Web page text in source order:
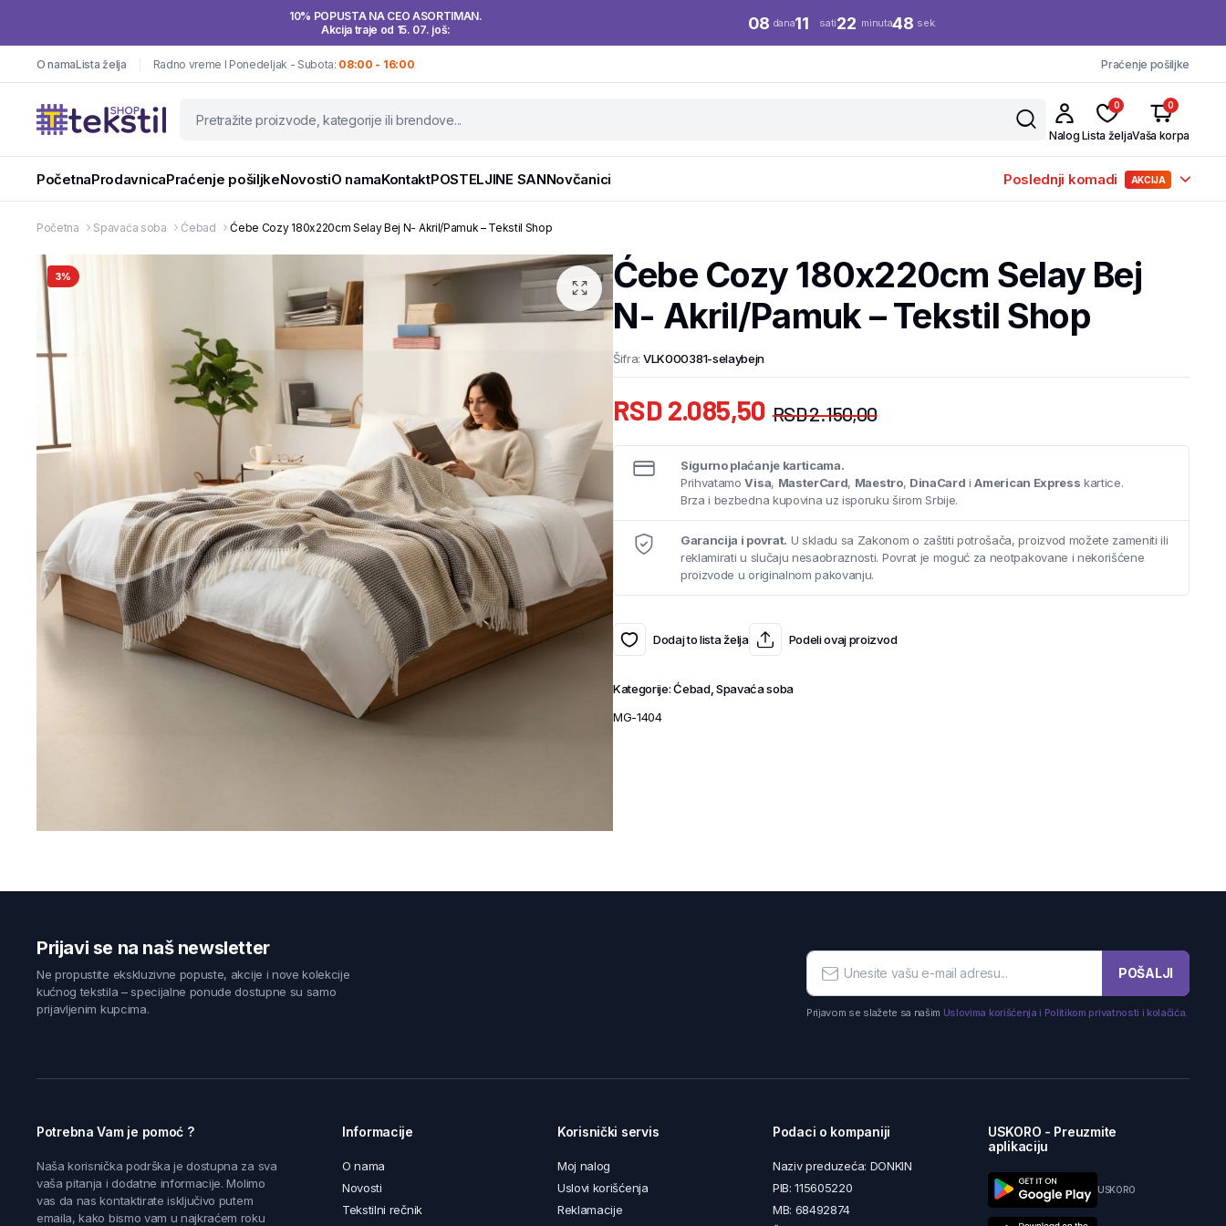
10% POPUSTA NA CEO ASORTIMAN.
Akcija traje od 15. 07. još:
08 dana11 sati22 minuta47 sek.
O namaLista želja Radno vreme I Ponedeljak - Subota: 08:00 - 16:00 Praćenje pošiljke
Nalog
0
Lista želja
0
Vaša korpa
PočetnaProdavnicaPraćenje pošiljkeNovostiO namaKontaktPOSTELJINE SANNovčanici Poslednji komadi AKCIJA
Početna Spavaća soba Ćebad Ćebe Cozy 180x220cm Selay Bej N- Akril/Pamuk – Tekstil Shop
3%
Ćebe Cozy 180x220cm Selay Bej
N- Akril/Pamuk – Tekstil Shop
Šifra: VLK000381-selaybejn
RSD2.150,00
RSD2.085,50
Sigurno plaćanje karticama.
PrihvatamoVisa, MasterCard, Maestro, DinaCard iAmerican Express kartice.
Brza i bezbedna kupovina uz isporuku širom Srbije.
Garancija i povrat. U skladu sa Zakonom o zaštiti potrošača, proizvod možete zameniti ili
reklamirati u slučaju nesaobraznosti. Povrat je moguć za neotpakovane i nekorišćene
proizvode u originalnom pakovanju.
Dodaj to lista želja Podeli ovaj proizvod
Kategorije:Ćebad, Spavaća soba
MG-1404
Prijavi se na naš newsletter
Ne propustite ekskluzivne popuste, akcije i nove kolekcije
kućnog tekstila – specijalne ponude dostupne su samo
prijavljenim kupcima.
POŠALJI
Prijavom se slažete sa našim Uslovima korišćenja i Politikom privatnosti i kolačića.
Potrebna Vam je pomoć ?
Naša korisnička podrška je dostupna za sva
vaša pitanja i dodatne informacije. Molimo
vas da nas kontaktirate isključivo putem
emaila, kako bismo vam u najkraćem roku
Informacije
O nama
Novosti
Tekstilni rečnik
Korisnički servis
Moj nalog
Uslovi korišćenja
Reklamacije
Podaci o kompaniji
Naziv preduzeća: DONKIN
PIB: 115605220
MB: 68492874
USKORO - Preuzmite
aplikaciju
USKORO